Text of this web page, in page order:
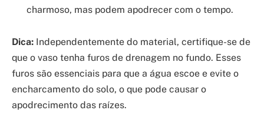
charmoso, mas podem apodrecer com o tempo.
Dica: Independentemente do material, certifique-se de
que o vaso tenha furos de drenagem no fundo. Esses
furos são essenciais para que a água escoe e evite o
encharcamento do solo, o que pode causar o
apodrecimento das raízes.